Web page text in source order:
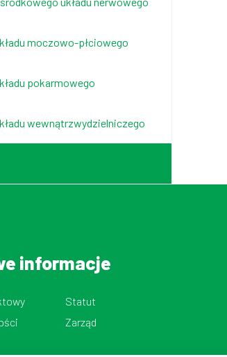
moczowo-płciowego
pokarmowego
wewnątrzwydzielniczego
informacje
Statut
Zarząd